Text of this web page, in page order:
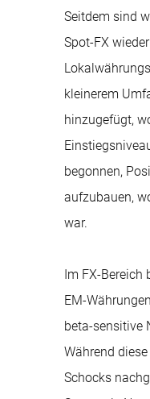
Seitdem sind
Spot-FX
kleinerem
hinzugefügt,
begonnen,
aufzubauen,
war.
Im FX-
EM-
beta-sensitive
Während
Schocks